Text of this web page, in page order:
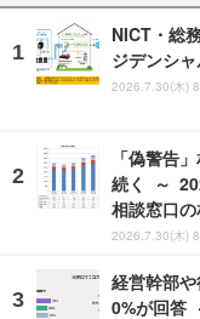
NICT・総
ジデンシ
2026.7.30(木)
「偽警告
続く ～
相談窓口の
2026.7.30(木)
経営幹部
0%が回答